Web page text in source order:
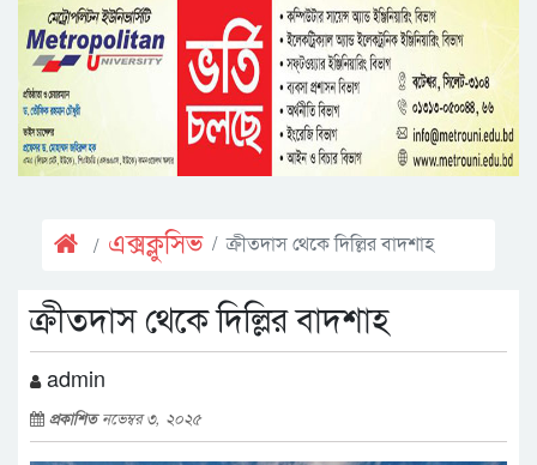
এক্সক্লুসিভ ক্রীতদাস থেকে দিল্লির বাদশাহ
ক্রীতদাস থেকে দিল্লির বাদশাহ
admin
প্রকাশিতনভেম্বর ৩, ২০২৫